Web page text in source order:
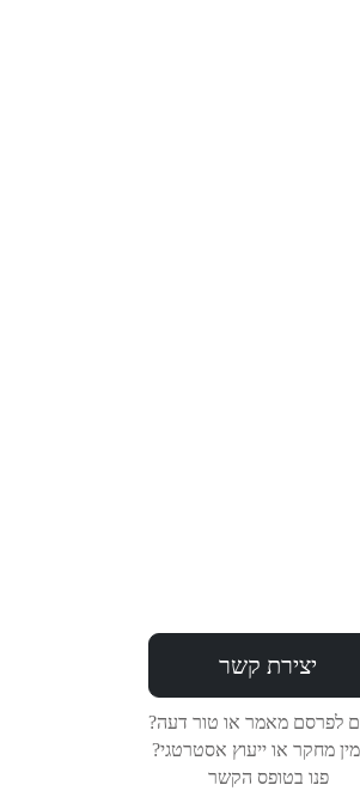
יצירת קשר
לפרסם מאמר או טור דעה?
מחקר או ייעוץ אסטרטגי?
פנו בטופס הקשר